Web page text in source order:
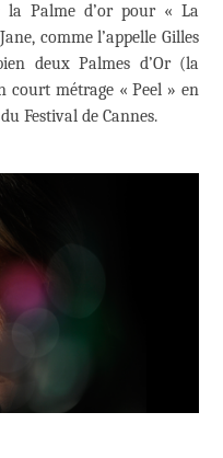
la Palme d’or pour « La
comme l’appelle Gilles
deux Palmes d’Or (la
court métrage « Peel » en
Festival de Cannes.